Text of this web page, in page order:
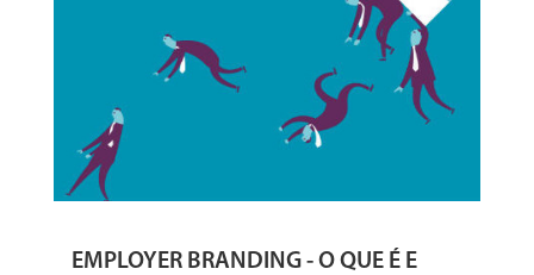
EMPLOYER BRANDING - O QUE É E